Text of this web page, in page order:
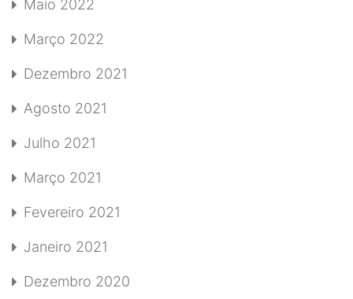
Maio 2022
Março 2022
Dezembro 2021
Agosto 2021
Julho 2021
Março 2021
Fevereiro 2021
Janeiro 2021
Dezembro 2020